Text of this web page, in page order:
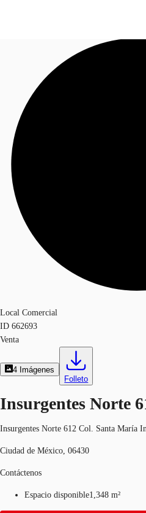
Tendencias y
Favoritos
55 1403 1827
Local Comercial
ID 662693
Venta
4 Imágenes
Folleto
Insurgentes Norte
Insurgentes Norte 612 Col. Santa María
Ciudad de México, 06430
Contáctenos
Espacio disponible1,348 m²